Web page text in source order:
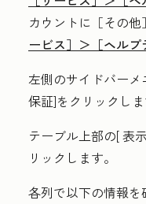
カウントに ［その
ービス］＞ ［ヘルプ
左側のサイドバーメ
保証]をクリックしま
テーブル上部の[表
リックします。
各列で以下の情報を